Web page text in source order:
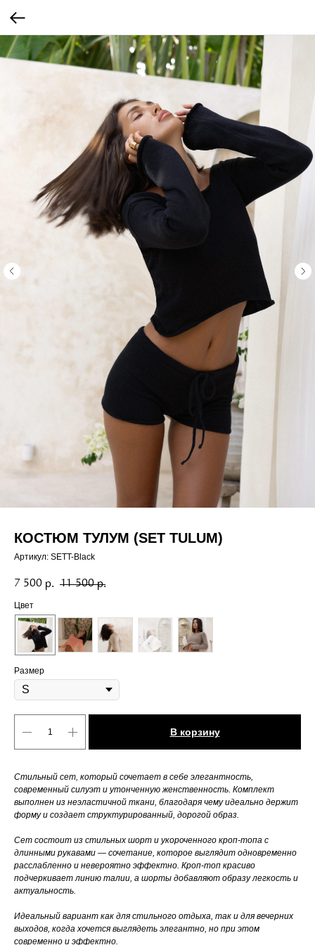
КОСТЮМ ТУЛУМ (SET TULUM)
Артикул: SETT-Black
7 500 р. 11 500 р.
Цвет
Размер
В корзину
Стильный сет, который сочетает в себе элегантность,
современный силуэт и утонченную женственность. Комплект
выполнен из неэластичной ткани, благодаря чему идеально держит
форму и создает структурированный, дорогой образ.
Сет состоит из стильных шорт и укороченного кроп-топа с
длинными рукавами — сочетание, которое выглядит одновременно
расслабленно и невероятно эффектно. Кроп-топ красиво
подчеркивает линию талии, а шорты добавляют образу легкость и
актуальность.
Идеальный вариант как для стильного отдыха, так и для вечерних
выходов, когда хочется выглядеть элегантно, но при этом
современно и эффектно.